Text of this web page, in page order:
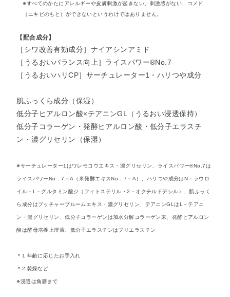
※すべてのかたにアレルギーや皮膚刺激が起きない、刺激感がない、コメド
（ニキビのもと）ができないというわけではありません。
【配合成分】
［シワ改善有効成分］ナイアシンアミド
［うるおいバランス向上］ライスパワー®No.7
［うるおいハリCP］サーチュレーター1・ハリつや成分
肌ふっくら成分（保湿）
低分子ヒアルロン酸×テアニンGL（うるおい浸透保持）
低分子コラーゲン・発酵ヒアルロン酸・低分子エラスチ
ン・濃グリセリン（保湿）
※サーチュレーター1はワレモコウエキス・濃グリセリン、ライスパワー®No.7は
ライスパワーNo．7－A（米発酵エキスNo．7－A）、ハリつや成分はN－ラウロ
イル－L－グルタミン酸ジ（フィトステリル・2－オクチルドデシル）、肌ふっく
ら成分はブッチャーブルームエキス・濃グリセリン、テアニンGLはL－テアニ
ン・濃グリセリン、低分子コラーゲンは加水分解コラーゲン末、発酵ヒアルロン
酸は酵母培養上澄液、低分子エラスチンはブリエラスチン
＊1 年齢に応じたお手入れ
＊2 乾燥など
※浸透は角層まで